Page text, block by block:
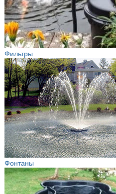
Фильтры
Фонтаны